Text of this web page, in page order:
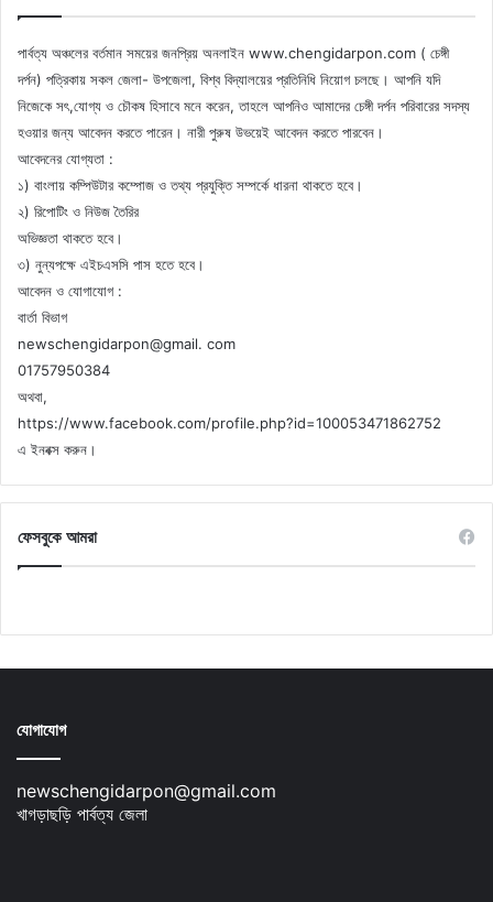
পার্বত্য অঞ্চলের বর্তমান সময়ের জনপ্রিয় অনলাইন www.chengidarpon.com ( চেঙ্গী
দর্পন) পত্রিকায় সকল জেলা- উপজেলা, বিশ্ব বিদ্যালয়ের প্রতিনিধি নিয়োগ চলছে। আপনি যদি
নিজেকে সৎ,যোগ্য ও চৌকষ হিসাবে মনে করেন, তাহলে আপনিও আমাদের চেঙ্গী দর্পন পরিবারের সদস্য
হওয়ার জন্য আবেদন করতে পারেন। নারী পুরুষ উভয়েই আবেদন করতে পারবেন।
আবেদনের যোগ্যতা :
১) বাংলায় কম্পিউটার কম্পোজ ও তথ্য প্রযুক্তি সম্পর্কে ধারনা থাকতে হবে।
২) রিপোটিং ও নিউজ তৈরির
অভিজ্ঞতা থাকতে হবে।
৩) নুন্যপক্ষে এইচএসসি পাস হতে হবে।
আবেদন ও যোগাযোগ :
বার্তা বিভাগ
newschengidarpon@gmail. com
01757950384
অথবা,
https://www.facebook.com/profile.php?id=100053471862752
এ ইনবক্স করুন।
ফেসবুকে আমরা
যোগাযোগ
newschengidarpon@gmail.com
খাগড়াছড়ি পার্বত্য জেলা